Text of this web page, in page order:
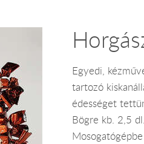
Egyedi,
tartozó
édességet
Bögre kb. 2,5 dl.